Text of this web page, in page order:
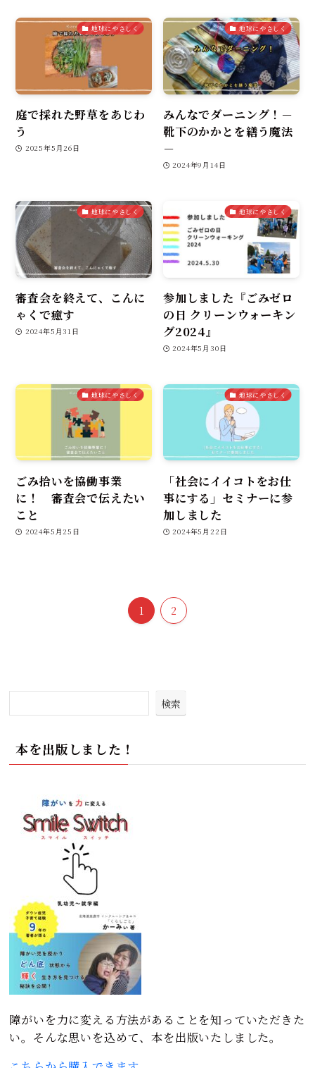
地球にやさしく
庭で採れた野草をあじわ
う
2025年5月26日
地球にやさしく
みんなでダーニング！－
靴下のかかとを繕う魔法
－
2024年9月14日
地球にやさしく
審査会を終えて、こんに
ゃくで癒す
2024年5月31日
地球にやさしく
参加しました『ごみゼロ
の日 クリーンウォーキン
グ2024』
2024年5月30日
地球にやさしく
ごみ拾いを協働事業
に！ 審査会で伝えたい
こと
2024年5月25日
地球にやさしく
「社会にイイコトをお仕
事にする」セミナーに参
加しました
2024年5月22日
1 2
検索
本を出版しました！
障がいを力に変える方法があることを知っていただきた
い。そんな思いを込めて、本を出版いたしました。